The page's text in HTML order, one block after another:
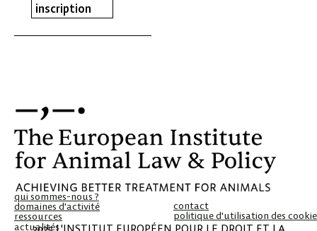
inscription
qui sommes-nous ?
domaines d'activité
ressources
contact
politique d'utilisation des